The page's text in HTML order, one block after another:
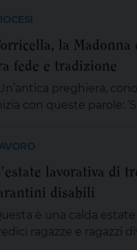
la Madonna
fede e tradizione
preghiera,
con queste parole:
a vivere la
delle Grazie,
tempo
sofferenza e […]
lavorativa di
disabili
è una calda
ragazze e ragazzi